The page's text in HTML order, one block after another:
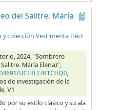
del Salitre. María
y colección Vestimenta Héct
2024, "Sombrero
María Elena)",
UCHILE/KTCHQ0,
de investigación de la
V1
por su estilo clásico y su ala